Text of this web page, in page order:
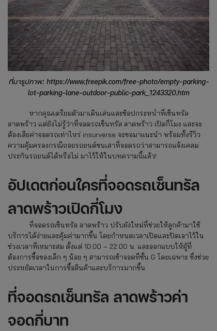
ที่มารูปภาพ: https://www.freepik.com/free-photo/empty-parking-
lot-parking-lane-outdoor-public-park_1243320.htm
หากคุณเตรียมตัวมาเดินเล่นและช้อปกระหน่ำที่เซ็นทรัล
ลาดพร้าว แต่ยังไม่รู้ว่าที่จอดรถเซ็นทรัล ลาดพร้าว เปิดกี่โมง และจะ
ต้องเสียค่าจอดรถเท่าไหร่ insurverse จะขอมาแนะนำ พร้อมทั้งรีวิว
ความคุ้มครองกรณีถอยรถยนต์ชนเสาที่จอดรถว่าสามารถแจ้งเคลม
ประกันรถยนต์ได้หรือไม่ มาไว้ให้ในบทความนี้แล้ว!
อัปเดตก่อนใครที่จอดรถเซ็นทรัล
ลาดพร้าวเปิดกี่โมง
ที่จอดรถเซ็นทรัล ลาดพร้าว ปรับผังใหม่ที่ช่วยให้ลูกค้ามาใช้
บริการได้ง่ายและคุ้มค่ามากขึ้น โดยกำหนดเวลาเปิดและปิดเอาไว้ใน
ช่วงเวลาที่เหมาะสม ตั้งแต่ 10.00 – 22.00 น. และออกแบบให้ผู้ที่
ต้องการซื้อของเล็ก ๆ น้อย ๆ สามารถเข้าจอดที่ชั้น G โดยเฉพาะ ซึ่งช่วย
ประหยัดเวลาในการซื้อสินค้าและบริการมากขึ้น
ที่จอดรถเซ็นทรัล ลาดพร้าวค่า
จอดกี่บาท